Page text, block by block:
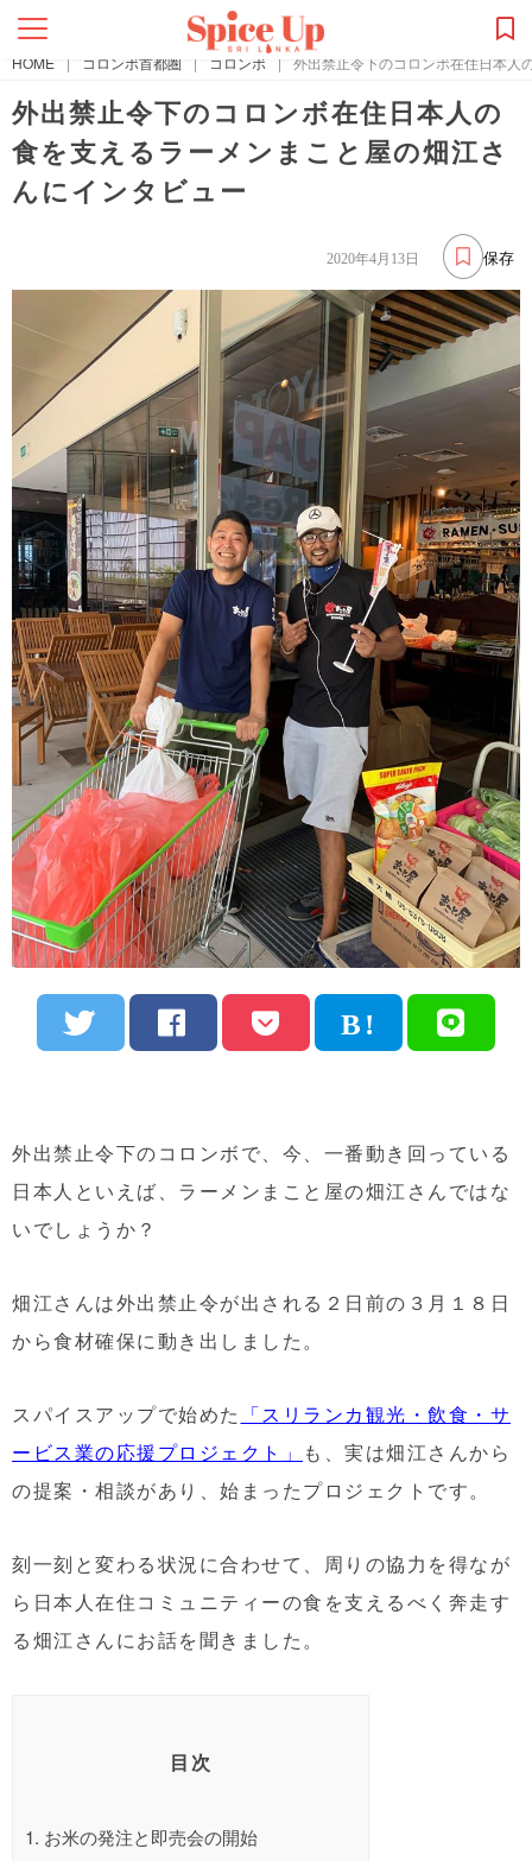
HOME | コロンボ首都圏 | コロンボ | 外出禁止令下のコロンボ在住日本人
外出禁止令下のコロンボ在住日本人の
食を支えるラーメンまこと屋の畑江さ
んにインタビュー
保存
2020年4月13日
外出禁止令下のコロンボで、今、一番動き回っている
日本人といえば、ラーメンまこと屋の畑江さんではな
いでしょうか？
畑江さんは外出禁止令が出される２日前の３月１８日
から食材確保に動き出しました。
スパイスアップで始めた 「スリランカ観光・飲食・サ
ービス業の応援プロジェクト」 も、実は畑江さんから
の提案・相談があり、始まったプロジェクトです。
刻一刻と変わる状況に合わせて、周りの協力を得なが
ら日本人在住コミュニティーの食を支えるべく奔走す
る畑江さんにお話を聞きました。
目次
1. お米の発注と即売会の開始